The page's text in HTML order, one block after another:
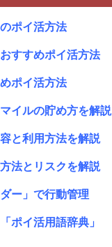
ポイ活方法
すすめポイ活方法
ポイ活方法
イルの貯め方を解説
と利用方法を解説
法とリスクを解説
ー」で行動管理
ポイ活用語辞典」